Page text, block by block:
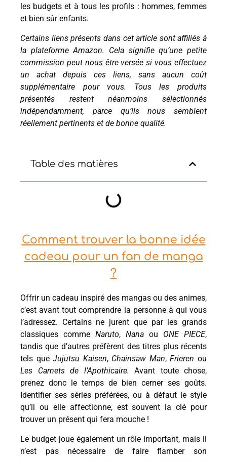
les budgets et à tous les profils : hommes, femmes
et bien sûr enfants.
Certains liens présents dans cet article sont affiliés à
la plateforme Amazon. Cela signifie qu’une petite
commission peut nous être versée si vous effectuez
un achat depuis ces liens, sans aucun coût
supplémentaire pour vous. Tous les produits
présentés restent néanmoins sélectionnés
indépendamment, parce qu’ils nous semblent
réellement pertinents et de bonne qualité.
Table des matières
Comment trouver la bonne idée
cadeau pour un fan de manga
?
Offrir un cadeau inspiré des mangas ou des animes,
c’est avant tout comprendre la personne à qui vous
l’adressez. Certains ne jurent que par les grands
classiques comme Naruto, Nana ou ONE PIECE,
tandis que d’autres préfèrent des titres plus récents
tels queJujutsu Kaisen, Chainsaw Man,Frieren ou
Les Carnets de l’Apothicaire. Avant toute chose,
prenez donc le temps de bien cerner ses goûts.
Identifier ses séries préférées, ou à défaut le style
qu’il ou elle affectionne, est souvent la clé pour
trouver un présent qui fera mouche !
Le budget joue également un rôle important, mais il
n’est pas nécessaire de faire flamber son